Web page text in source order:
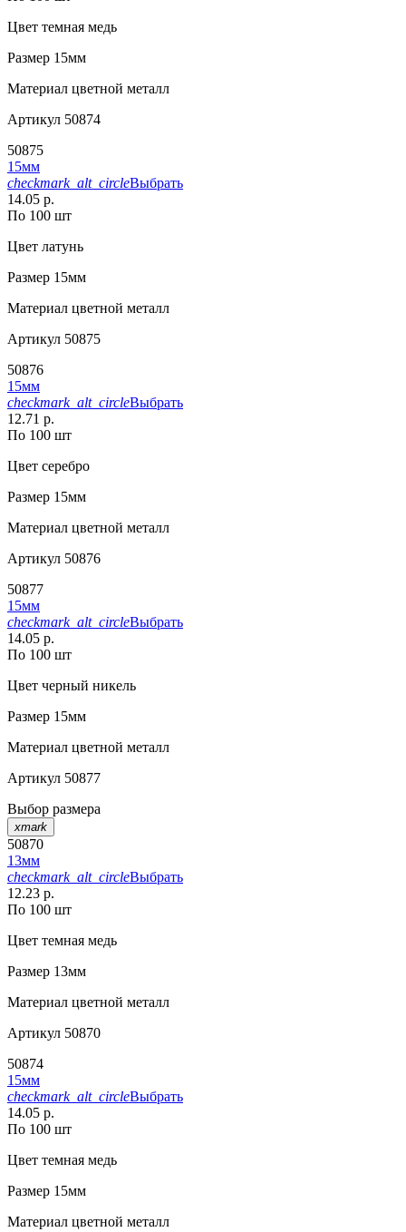
Цвет темная медь
Размер 15мм
Материал цветной металл
Артикул 50874
50875
15мм
checkmark_alt_circleВыбрать
14.05 р.
По 100 шт
Цвет латунь
Размер 15мм
Материал цветной металл
Артикул 50875
50876
15мм
checkmark_alt_circleВыбрать
12.71 р.
По 100 шт
Цвет серебро
Размер 15мм
Материал цветной металл
Артикул 50876
50877
15мм
checkmark_alt_circleВыбрать
14.05 р.
По 100 шт
Цвет черный никель
Размер 15мм
Материал цветной металл
Артикул 50877
Выбор размера
xmark
50870
13мм
checkmark_alt_circleВыбрать
12.23 р.
По 100 шт
Цвет темная медь
Размер 13мм
Материал цветной металл
Артикул 50870
50874
15мм
checkmark_alt_circleВыбрать
14.05 р.
По 100 шт
Цвет темная медь
Размер 15мм
Материал цветной металл